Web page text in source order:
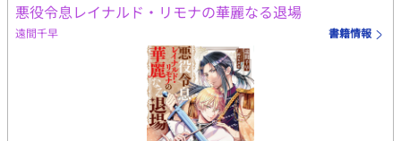
悪役令息レイナルド・リモナの華麗なる退場
遠間千早 書籍情報